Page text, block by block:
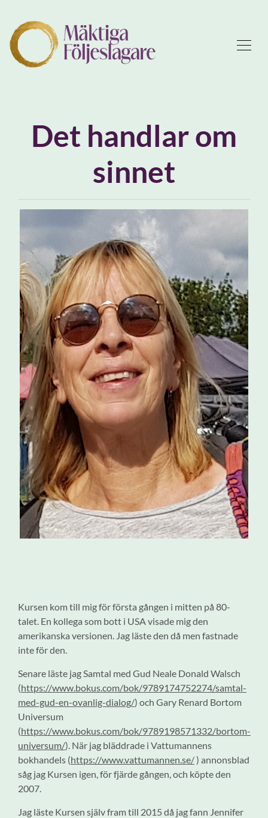
Det handlar om
sinnet
Kursen kom till mig för första gången i mitten på 80-
talet. En kollega som bott i USA visade mig den
amerikanska versionen. Jag läste den då men fastnade
inte för den.
Senare läste jag Samtal med Gud Neale Donald Walsch
(https://www.bokus.com/bok/9789174752274/samtal-
med-gud-en-ovanlig-dialog/) och Gary Renard Bortom
Universum
(https://www.bokus.com/bok/9789198571332/bortom-
universum/). När jag bläddrade i Vattumannens
bokhandels (https://www.vattumannen.se/) annonsblad
såg jag Kursen igen, för fjärde gången, och köpte den
2007.
Jag läste Kursen själv fram till 2015 då jag fann Jennifer